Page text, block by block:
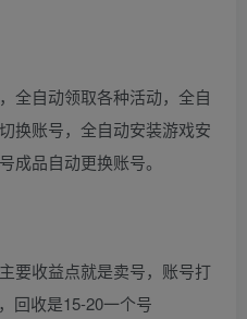
全自动领取各种活动，全自
换账号，全自动安装游戏安
成品自动更换账号。
要收益点就是卖号，账号打
回收是15-20一个号